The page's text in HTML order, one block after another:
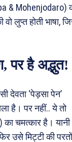
& Mohenjodaro)
लुप्त होती भाषा,
पर है अद्भुत!
देवता ‘पेड़सा पेन’
है। पर नहीं.. ये तो
चमत्कार है। यानी
उसे मिट्टी की